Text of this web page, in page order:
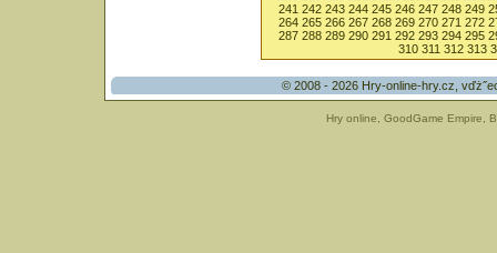
241 242 243 244 245 246 247 248 249
264 265 266 267 268 269 270 271 272
287 288 289 290 291 292 293 294 295
310 311 312 313
© 2008 - 2026 Hry-online-hry.cz ,
Hry online GoodGame Empire